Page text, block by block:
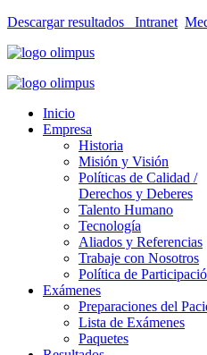
Descargar resultados Intranet
Inicio
Empresa
Historia
Misión y Visión
Políticas de Calidad /
Derechos y Deberes
Talento Humano
Tecnología
Aliados y Referencias
Trabaje con Nosotros
Política de
Exámenes
Preparaciones del
Lista de Exámenes
Paquetes